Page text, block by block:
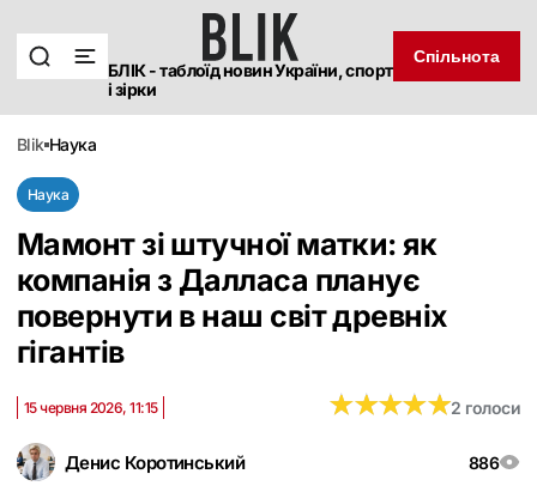
БЛІК - таблоїд новин України, спорт
і зірки
Спільнота
blik наука
Наука
Мамонт зі штучної матки: як
компанія з Далласа планує
повернути в наш світ древніх
гігантів
Денис Коротинський 886
15 червня 2026, 11:15 ★★★★★
★★★★★2 голоси